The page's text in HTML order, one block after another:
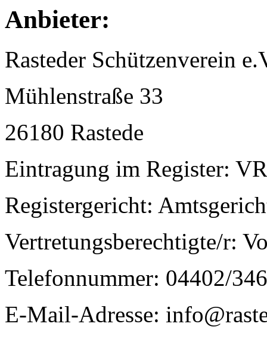
Anbieter:
Rasteder Schützenverein
Mühlenstraße 33
26180 Rastede
Eintragung im Register:
Registergericht:
Vertretungsberechtigte/r:
Telefonnummer: 04402/
E-Mail-Adresse: